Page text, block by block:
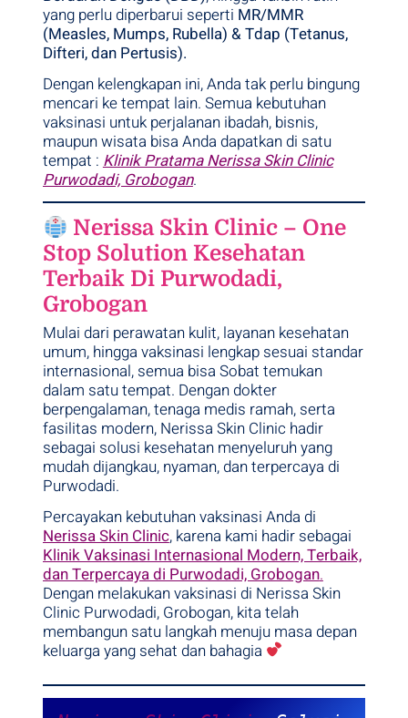
yang perlu diperbarui seperti MR/MMR
(Measles, Mumps, Rubella) & Tdap (Tetanus,
Difteri, dan Pertusis).
Dengan kelengkapan ini, Anda tak perlu bingung
mencari ke tempat lain. Semua kebutuhan
vaksinasi untuk perjalanan ibadah, bisnis,
maupun wisata bisa Anda dapatkan di satu
tempat :Klinik Pratama Nerissa Skin Clinic
Purwodadi, Grobogan.
Nerissa Skin Clinic – One
Stop Solution Kesehatan
Terbaik Di Purwodadi,
Grobogan
Mulai dari perawatan kulit, layanan kesehatan
umum, hingga vaksinasi lengkap sesuai standar
internasional, semua bisa Sobat temukan
dalam satu tempat. Dengan dokter
berpengalaman, tenaga medis ramah, serta
fasilitas modern, Nerissa Skin Clinic hadir
sebagai solusi kesehatan menyeluruh yang
mudah dijangkau, nyaman, dan terpercaya di
Purwodadi.
Percayakan kebutuhan vaksinasi Anda di
Nerissa Skin Clinic, karena kami hadir sebagai
Klinik Vaksinasi Internasional Modern, Terbaik,
dan Terpercaya di Purwodadi, Grobogan.
Dengan melakukan vaksinasi di Nerissa Skin
Clinic Purwodadi, Grobogan, kita telah
membangun satu langkah menuju masa depan
keluarga yang sehat dan bahagia